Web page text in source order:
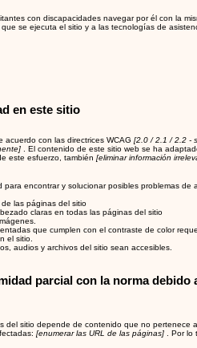
con discapacidades navegar por él con la
se ejecuta el sitio y a las tecnologías de
en este sitio
acuerdo con las directrices WCAG[2.0 / 2.1 / 2.2 -
. El contenido de este sitio web se ha
este esfuerzo, también[eliminar información
para encontrar y solucionar posibles problemas de
las páginas del sitio
claras en todas las páginas del sitio
que cumplen con el contraste de color
el sitio.
audios y archivos del sitio sean accesibles.
parcial con la norma
del sitio depende de contenido que no pertenece
[enumerar las URL de las páginas] . Por lo